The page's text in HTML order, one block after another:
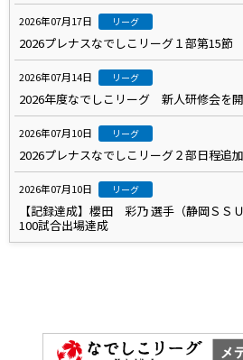
2026年07月17日 リーグ
2026プレナスなでしこリーグ１部第15
2026年07月14日 リーグ
2026年度なでしこリーグ 新人研修会を
2026年07月10日 リーグ
2026プレナスなでしこリーグ２部日程追
2026年07月10日 リーグ
【記録達成】櫻田 彩乃 選手（静岡ＳＳ
100試合出場達成